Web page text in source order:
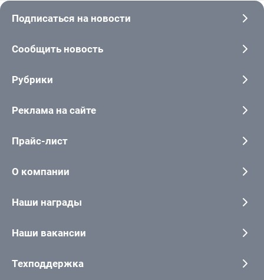
Подписаться на новости
Сообщить новость
Рубрики
Реклама на сайте
Прайс-лист
О компании
Наши награды
Наши вакансии
Техподдержка